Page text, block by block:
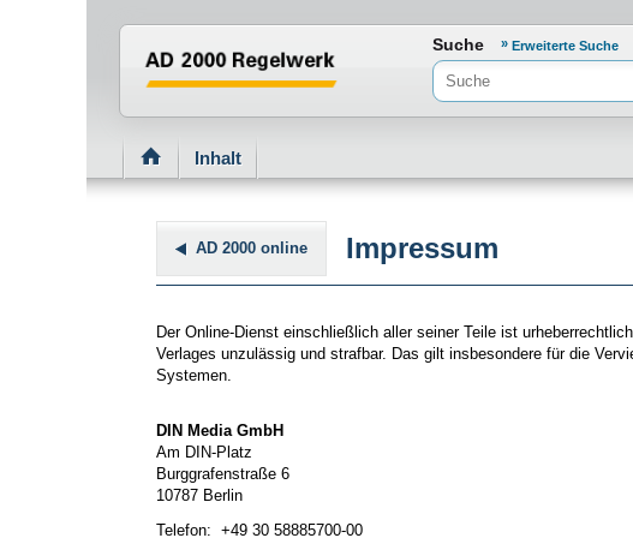
Normenportal Barrierefreiheit
Suche Erweiterte Suche
Inhalt
AD 2000 online Impressum
Der Online-Dienst einschließlich aller seiner Teile ist
Verlages unzulässig und strafbar. Das gilt insbesondere für die
Systemen.
DIN Media GmbH
Am DIN-Platz
Burggrafenstraße 6
10787 Berlin
Telefon: +49 30 58885700-00